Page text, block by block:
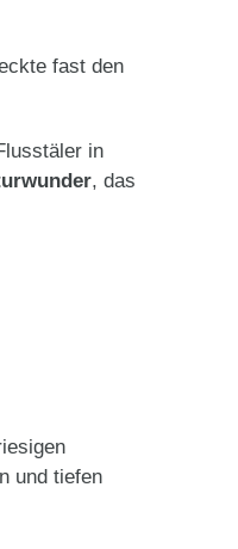
fast den
in
, das
und tiefen